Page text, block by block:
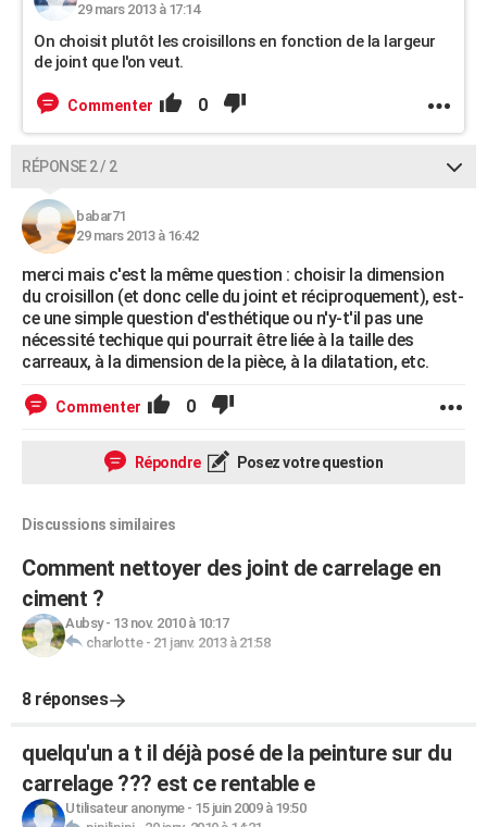
29 mars 2013 à 17:14
On choisit plutôt les croisillons en fonction de la largeur
de joint que l'on veut.
Commenter 0
RÉPONSE 2 / 2
babar71
29 mars 2013 à 16:42
merci mais c'est la même question : choisir la dimension
du croisillon (et donc celle du joint et réciproquement), est-
ce une simple question d'esthétique ou n'y-t'il pas une
nécessité techique qui pourrait être liée à la taille des
carreaux, à la dimension de la pièce, à la dilatation, etc.
Commenter 0
Répondre Posez votre question
Discussions similaires
Comment nettoyer des joint de carrelage en
ciment ?
Aubsy- 13 nov. 2010 à 10:17
charlotte- 21 janv. 2013 à 21:58
8 réponses
quelqu'un a t il déjà posé de la peinture sur du
carrelage ??? est ce rentable e
Utilisateur anonyme- 15 juin 2009 à 19:50